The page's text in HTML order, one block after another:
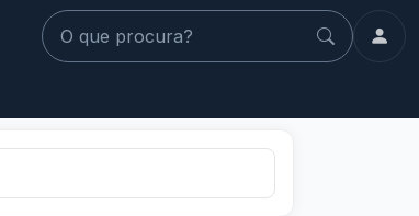
O que procura?